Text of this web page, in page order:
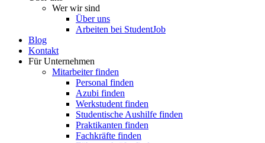
Wer wir sind
Über uns
Arbeiten bei StudentJob
Blog
Kontakt
Für Unternehmen
Mitarbeiter finden
Personal finden
Azubi finden
Werkstudent finden
Studentische Aushilfe finden
Praktikanten finden
Fachkräfte finden